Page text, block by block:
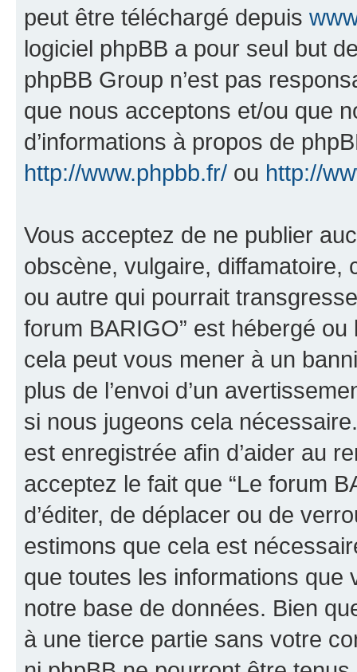
peut être téléchargé depuis
logiciel phpBB a pour seul but
phpBB Group n’est pas
que nous acceptons et/ou que
d’informations à propos de
http://www.phpbb.fr/ ou http://
Vous acceptez de ne publier
obscène, vulgaire, diffamatoire,
ou autre qui pourrait
forum BARIGO” est hébergé
cela peut vous mener à un
plus de l’envoi d’un
si nous jugeons cela
est enregistrée afin d’aider au
acceptez le fait que “Le forum
d’éditer, de déplacer ou de
estimons que cela est
que toutes les informations
notre base de données. Bien
à une tierce partie sans votre